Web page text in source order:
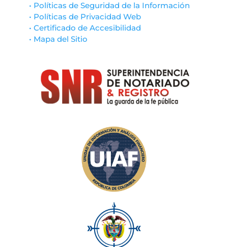
• Políticas de Seguridad de la Información
• Políticas de Privacidad Web
• Certificado de Accesibilidad
• Mapa del Sitio